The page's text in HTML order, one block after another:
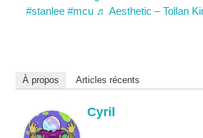
#stanlee #mcu ♬ Aesthetic – Tollan
À propos Articles récents
Cyril